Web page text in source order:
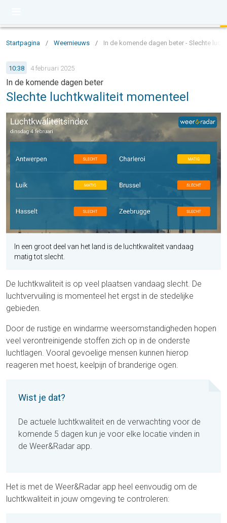
Startpagina / Weernieuws / In de komende dagen beter - Slechte
10:38 4 februari 2025
In de komende dagen beter
Slechte luchtkwaliteit momenteel
In een groot deel van het land is de luchtkwaliteit vandaag
matig tot slecht.
De luchtkwaliteit is op veel plaatsen vandaag slecht. De
luchtvervuiling is momenteel het ergst in de stedelijke
gebieden.
Door de rustige en windarme weersomstandigheden hopen
veel verontreinigende stoffen zich op in de onderste
luchtlagen. Vooral gevoelige mensen kunnen hierop
reageren met hoest, keelpijn of branderige ogen.
Wist je dat?
De actuele luchtkwaliteit en de verwachting voor de
komende 5 dagen kun je voor elke locatie vinden in
de Weer&Radar app.
Het is met de Weer&Radar app heel eenvoudig om de
luchtkwaliteit in jouw omgeving te controleren: